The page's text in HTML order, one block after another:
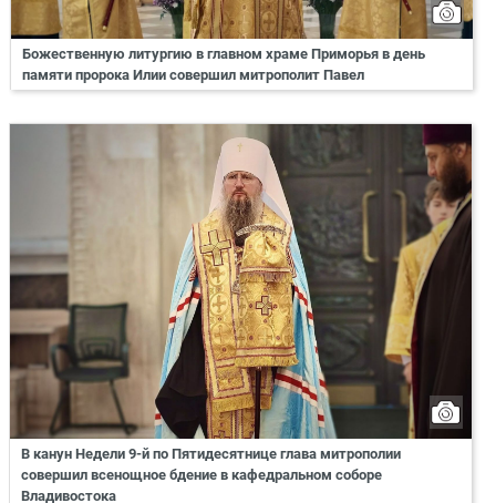
Божественную литургию в главном храме Приморья в день
памяти пророка Илии совершил митрополит Павел
В канун Недели 9-й по Пятидесятнице глава митрополии
совершил всенощное бдение в кафедральном соборе
Владивостока